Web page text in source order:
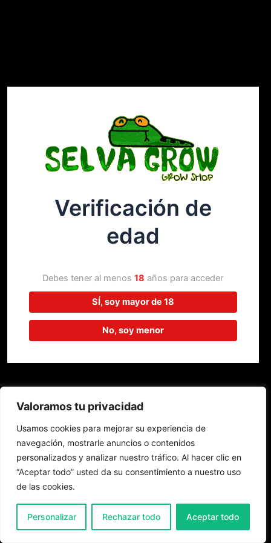
Valoramos tu privacidad
Usamos cookies para mejorar su experiencia de
navegación, mostrarle anuncios o contenidos
personalizados y analizar nuestro tráfico. Al hacer clic en
“Aceptar todo” usted da su consentimiento a nuestro uso
de las cookies.
Personalizar Rechazar todo Aceptar todo
¡Disculpa este desastre! Estamos
trabajando en algo increíble,
¡vuelve pronto!
Verificación de
edad
Debes tener al menos18 años para acceder
SÍ, soy mayor de 18
No, soy menor